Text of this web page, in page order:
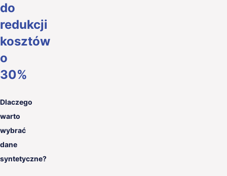
do
redukcji
kosztów
o
30%
Dlaczego
warto
wybrać
dane
syntetyczne?